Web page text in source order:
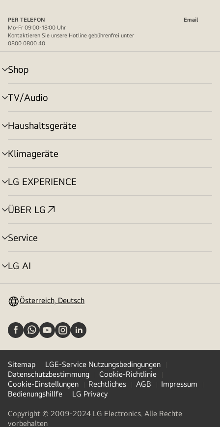
PER TELEFON
Email
Mo-Fr 09:00-18:00 Uhr
Kontaktieren Sie unsere Hotline gebührenfrei unter
0800 0800 40
Shop
Menü
umschalten
TV/Audio
Menü
umschalten
Haushaltsgeräte
Menü
umschalten
Klimageräte
Menü
umschalten
LG EXPERIENCE
Menü
umschalten
ÜBER LG
Menü
umschalten
Service
Menü
umschalten
LG AI
Menü
Österreich, Deutsch
Sitemap
LGE-Service Nutzungsbedingungen
Datenschutzbestimmung
Cookie-Richtlinie
Cookie-Einstellungen
Rechtliches AGB
Impressum
Bedienungshillfe
LG Privacy
Copyright © 2009-2024 LG Electronics. Alle Rechte
vorbehalten